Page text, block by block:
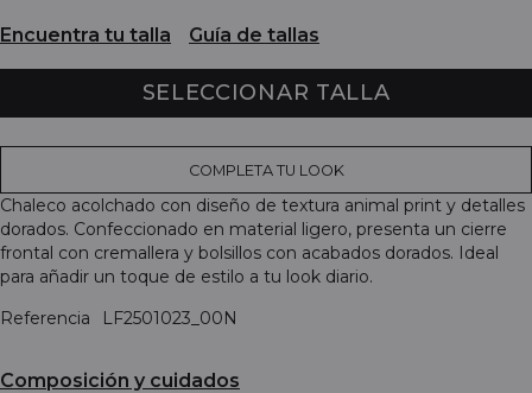
Encuentra tu talla Guía de tallas
SELECCIONAR TALLA
COMPLETA TU LOOK
Chaleco acolchado con diseño de textura animal print y detalles
dorados. Confeccionado en material ligero, presenta un cierre
frontal con cremallera y bolsillos con acabados dorados. Ideal
para añadir un toque de estilo a tu look diario.
Referencia
LF2501023_00N
Composición y cuidados